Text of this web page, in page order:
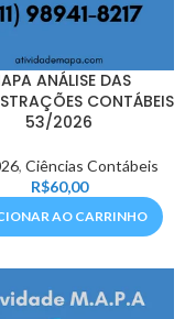
ANÁLISE DAS
CONTÁBEIS
53/2026
, Ciências Contábeis
R$60,00
AO CARRINHO